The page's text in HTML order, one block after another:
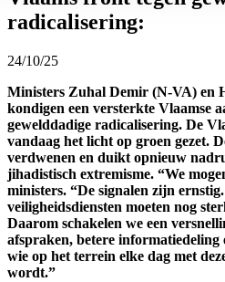
radicalisering:
24/10/25
Ministers Zuhal Demir (N-VA) en
kondigen een versterkte Vlaamse
gewelddadige radicalisering. De
vandaag het licht op groen gezet.
verdwenen en duikt opnieuw
jihadistisch extremisme. “We
ministers. “De signalen zijn
veiligheidsdiensten moeten nog
Daarom schakelen we een
afspraken, betere informatiedeling
wie op het terrein elke dag met
wordt.”